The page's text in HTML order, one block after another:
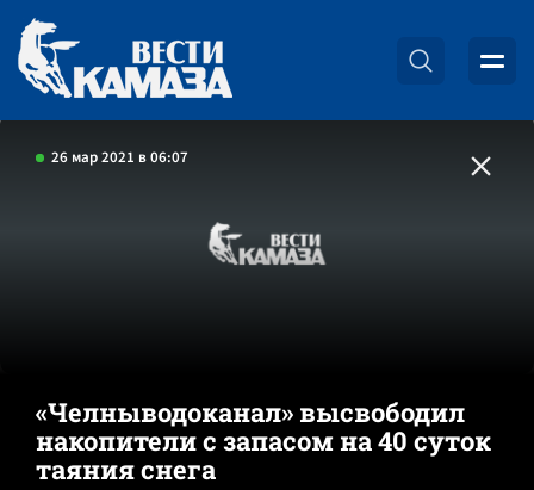
26 мар 2021 в 06:07
«Челныводоканал» высвободил
накопители с запасом на 40 суток
таяния снега